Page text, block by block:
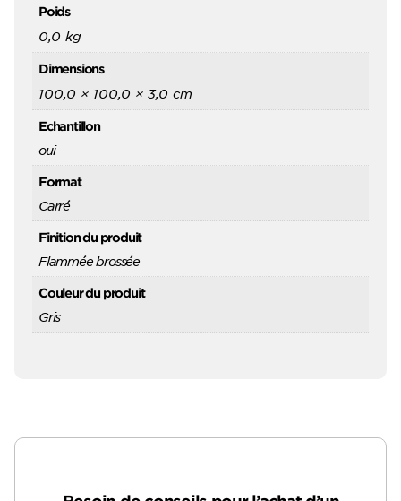
Poids
0,0 kg
Dimensions
100,0 × 100,0 × 3,0 cm
Echantillon
oui
Format
Carré
Finition du produit
Flammée brossée
Couleur du produit
Gris